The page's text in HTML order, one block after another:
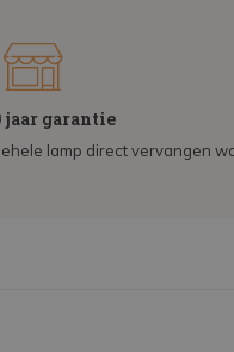
jaar garantie
lamp direct vervangen